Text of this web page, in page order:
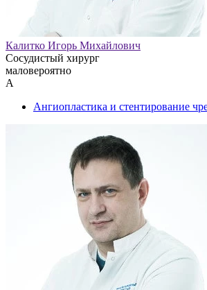
Калитко Игорь Михайлович
Сосудистый хирург
маловероятно
А
Ангиопластика и стентирование